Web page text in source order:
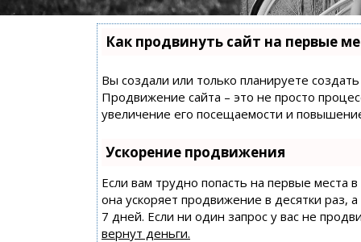
Как продвинуть сайт на первые
Вы создали или только планируете
Продвижение сайта – это не просто
увеличение его посещаемости и
Ускорение продвижения
Если вам трудно попасть на первые места
она ускоряет продвижение в десятки раз,
7 дней. Если ни один запрос у вас не
вернут деньги.